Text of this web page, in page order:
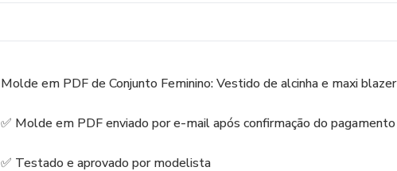
Molde em PDF de Conjunto Feminino: Vestido de alcinha e maxi blazer
✅ Molde em PDF enviado por e-mail após confirmação do pagamento
✅ Testado e aprovado por modelista